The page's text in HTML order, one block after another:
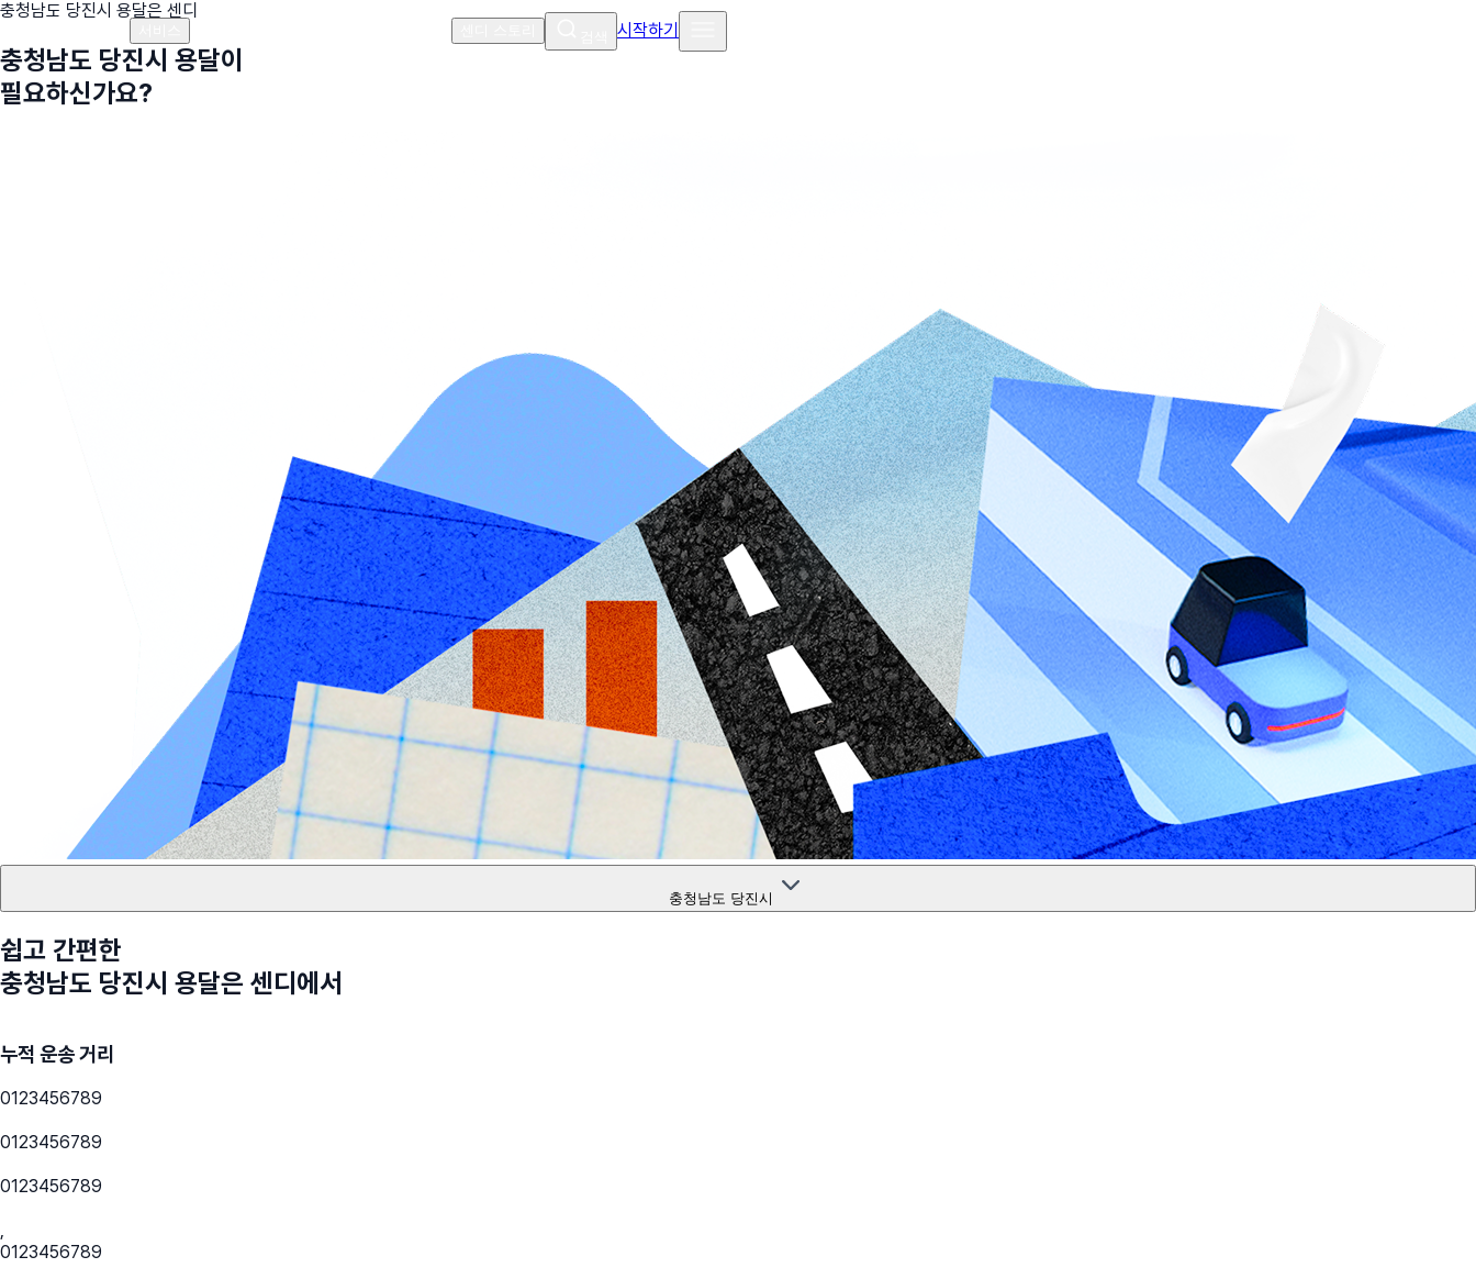
시작하기
충청남도 당진시 용달은 센디
충청남도 당진시 용달이
필요하신가요?
충청남도 당진시
쉽고 간편한
충청남도 당진시 용달은 센디에서
누적 운송 거리
0123456789
0123456789
0123456789
,
0123456789